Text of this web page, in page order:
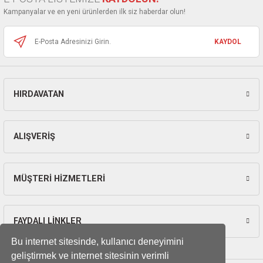
Bu internet sitesinde, kullanıcı deneyimini
geliştirmek ve internet sitesinin verimli
Ürün fiyatı diğer sitelerden daha pahalı.
Bu ürüne benzer farklı alternatifler olmalı.
Kampanyalar ve en yeni ürünlerden ilk siz haberdar olun!
KAYDOL
HIRDAVATAN
ALIŞVERİŞ
MÜŞTERİ HİZMETLERİ
FAYDALI LİNKLER